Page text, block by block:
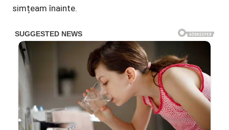
simțeam înainte.